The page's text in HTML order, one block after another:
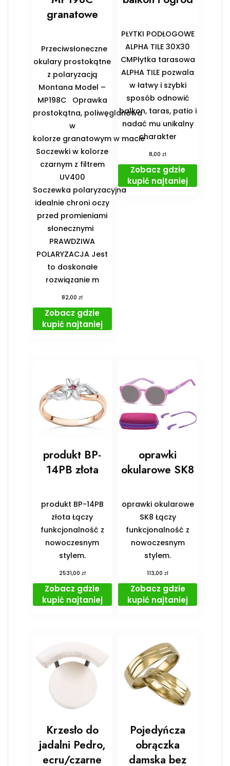
granatowe
Przeciwsłoneczne
okulary prostokątne
z polaryzacją
Montana Model –
MP198C Oprawka
prostokątna, poliwęglanowa
w
kolorze granatowym w macie
Soczewki w kolorze
czarnym z filtrem
UV400
Soczewka polaryzacyjna
idealnie chroni oczy
przed promieniami
słonecznymi
PRAWDZIWA
POLARYZACJA Jest
to doskonałe
rozwiązanie m
82,00zł
Zobacz gdzie
kupić najtaniej
PŁYTKI PODŁOGOWE
ALPHA TILE 30X30
CMPłytka tarasowa
ALPHA TILE pozwala
w łatwy i szybki
sposób odnowić
balkon, taras, patio i
nadać mu unikalny
charakter
8,00zł
Zobacz gdzie
kupić najtaniej
produkt BP-
14PB złota
produkt BP-14PB
złota Łączy
funkcjonalność z
nowoczesnym
stylem.
2531,00 zł
Zobacz gdzie
kupić najtaniej
oprawki
okularowe SK8
oprawki okularowe
SK8 Łączy
funkcjonalność z
nowoczesnym
stylem.
113,00zł
Zobacz gdzie
kupić najtaniej
Krzesło do
jadalni Pedro,
ecru/czarne
Pojedyńcza
obrączka
damska bez